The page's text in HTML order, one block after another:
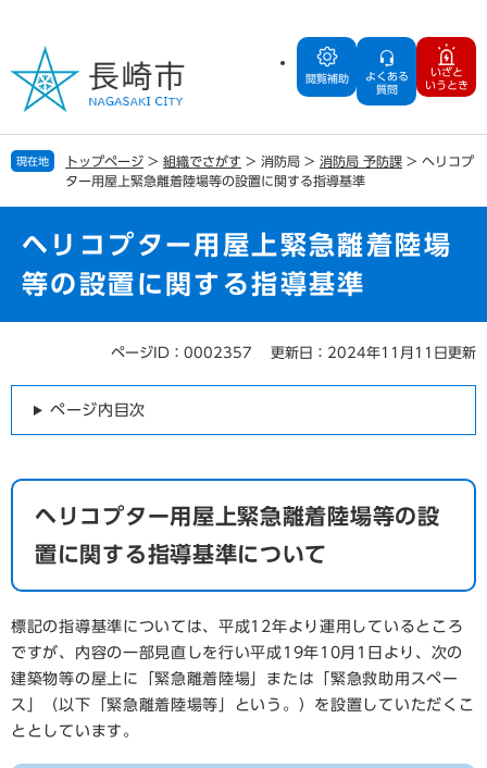
の
で
す
ー
ば
し
閲覧補助
よくある
質問
いざと
いうとき
現在地 トップページ > 組織でさがす > 消防局 > 消防局 予防課 > ヘリコプ
ター用屋上緊急離着陸場等の設置に関する指導基準
ヘリコプター用屋上緊急離着陸場
等の設置に関する指導基準
ページID：0002357 更新日：2024年11月11日更新
ページ内目次
ヘリコプター用屋上緊急離着陸場等の設
置に関する指導基準について
標記の指導基準については、平成12年より運用しているところ
ですが、内容の一部見直しを行い平成19年10月1日より、次の
建築物等の屋上に「緊急離着陸場」または「緊急救助用スペー
ス」（以下「緊急離着陸場等」という。）を設置していただくこ
ととしています。